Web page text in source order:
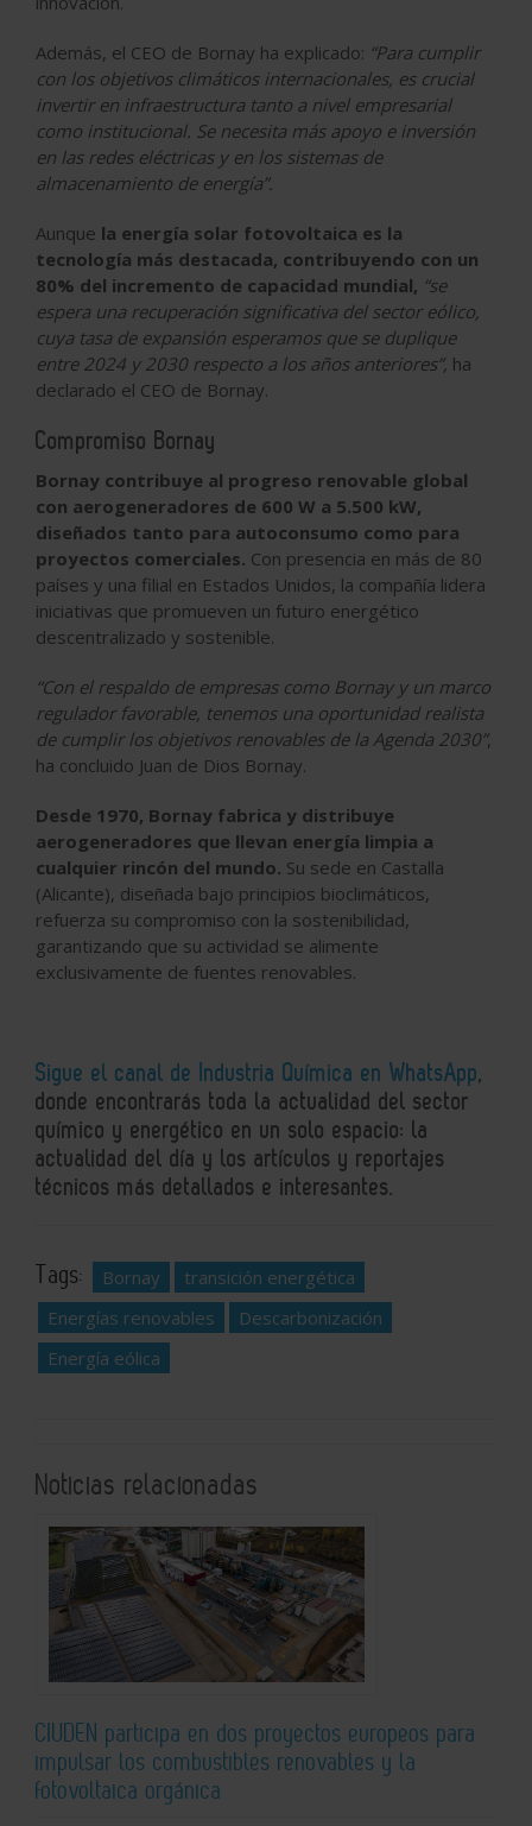
Además, el CEO de Bornay ha explicado: “Para cumplir
con los objetivos climáticos internacionales, es crucial
invertir en infraestructura tanto a nivel empresarial
como institucional. Se necesita más apoyo e inversión
en las redes eléctricas y en los sistemas de
almacenamiento de energía”.
Aunque la energía solar fotovoltaica es la
tecnología más destacada, contribuyendo con un
80% del incremento de capacidad mundial, “se
espera una recuperación significativa del sector eólico,
cuya tasa de expansión esperamos que se duplique
entre 2024 y 2030 respecto a los años anteriores”, ha
declarado el CEO de Bornay.
Compromiso Bornay
Bornay contribuye al progreso renovable global
con aerogeneradores de 600 W a 5.500 kW,
diseñados tanto para autoconsumo como para
proyectos comerciales. Con presencia en más de 80
países y una filial en Estados Unidos, la compañía lidera
iniciativas que promueven un futuro energético
descentralizado y sostenible.
“Con el respaldo de empresas como Bornay y un marco
regulador favorable, tenemos una oportunidad realista
de cumplir los objetivos renovables de la Agenda 2030”,
ha concluido Juan de Dios Bornay.
Desde 1970, Bornay fabrica y distribuye
aerogeneradores que llevan energía limpia a
cualquier rincón del mundo. Su sede en Castalla
(Alicante), diseñada bajo principios bioclimáticos,
refuerza su compromiso con la sostenibilidad,
garantizando que su actividad se alimente
exclusivamente de fuentes renovables.
Sigue el canal de Industria Química en WhatsApp,
donde encontrarás toda la actualidad del sector
químico y energético en un solo espacio: la
actualidad del día y los artículos y reportajes
técnicos más detallados e interesantes.
Tags: Bornay
transición energética
Energías renovables
Descarbonización
Energía eólica
Noticias relacionadas
CIUDEN participa en dos proyectos europeos para
impulsar los combustibles renovables y la
fotovoltaica orgánica